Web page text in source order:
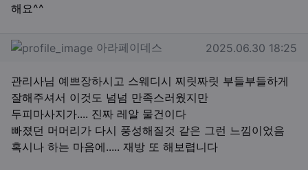
해요^^
아라페이데스님의 댓글
아라페이데스 작성일
2025.06.30 18:25
관리사님 예쁘장하시고 스웨디시 찌릿짜릿 부들부들하게
잘해주셔서 이것도 넘넘 만족스러웠지만
두피마사지가.... 진짜 레알 물건이다
빠졌던 머머리가 다시 풍성해질것 같은 그런 느낌이었음
혹시나 하는 마음에..... 재방 또 해보렵니다